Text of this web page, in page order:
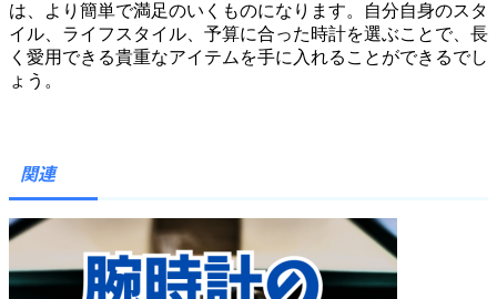
は、より簡単で満足のいくものになります。自分自身のスタ
イル、ライフスタイル、予算に合った時計を選ぶことで、長
く愛用できる貴重なアイテムを手に入れることができるでし
ょう。
関連